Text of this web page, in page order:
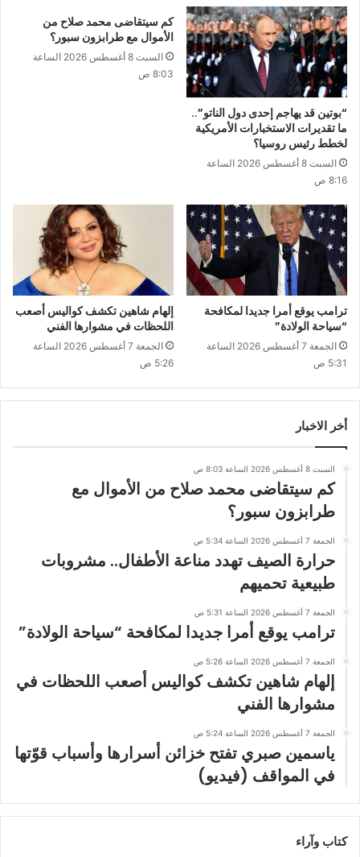
“بوتين قد يهاجم إحدى دول الناتو”..
ما تقديرات الاستخبارات الأمريكية
لخطط رئيس روسيا؟
السبت 8 أغسطس 2026 الساعة
8:16 ص
كم سيتقاضى محمد صلاح من
الأموال مع طرابزون سبور؟
السبت 8 أغسطس 2026 الساعة
8:03 ص
ترامب يوقع أمرا جديدا لمكافحة
“سياحة الولادة”
الجمعة 7 أغسطس 2026 الساعة
5:31 ص
إلهام شاهين تكشف كواليس أصعب
اللحظات في مشوارها الفني
الجمعة 7 أغسطس 2026 الساعة
5:26 ص
أخر الاخبار
السبت 8 أغسطس 2026 الساعة 8:03 ص
كم سيتقاضى محمد صلاح من الأموال مع
طرابزون سبور؟
الجمعة 7 أغسطس 2026 الساعة 5:34 ص
حرارة الصيف تهدد مناعة الأطفال.. مشروبات
طبيعية تحميهم
الجمعة 7 أغسطس 2026 الساعة 5:31 ص
ترامب يوقع أمرا جديدا لمكافحة “سياحة الولادة”
الجمعة 7 أغسطس 2026 الساعة 5:26 ص
إلهام شاهين تكشف كواليس أصعب اللحظات في
مشوارها الفني
الجمعة 7 أغسطس 2026 الساعة 5:24 ص
ياسمين صبري تفتح خزائن أسرارها وأسباب قوّتها
في المواقف (فيديو)
كتاب وآراء